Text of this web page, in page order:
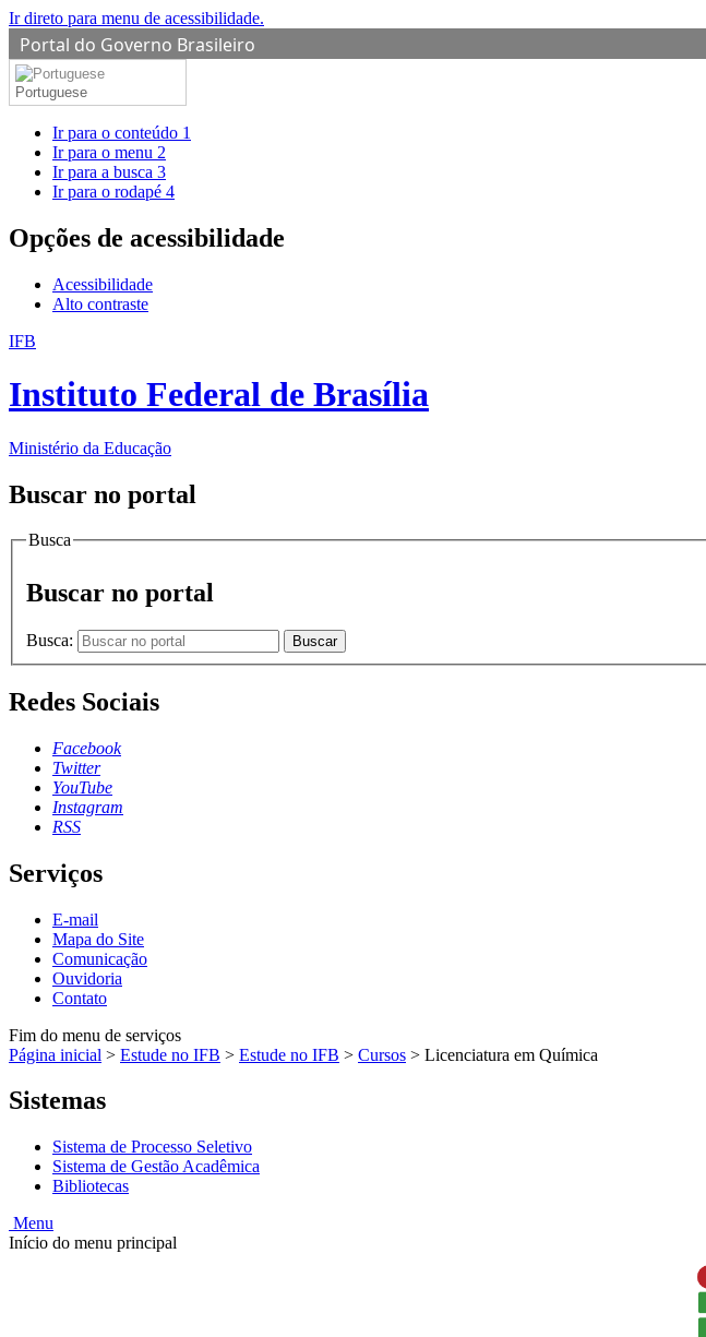
Ir direto para menu de acessibilidade.
Portal do Governo Brasileiro
Portuguese
Ir para o conteúdo 1
Ir para o menu 2
Ir para a busca 3
Ir para o rodapé 4
Opções de acessibilidade
Acessibilidade
Alto contraste
IFB
Instituto Federal de Brasília
Ministério da Educação
Buscar no portal
Busca
Buscar no portal
Busca: Buscar
Redes Sociais
Facebook
Twitter
YouTube
Instagram
RSS
Serviços
E-mail
Mapa do Site
Comunicação
Ouvidoria
Contato
Fim do menu de serviços
Página inicial > Estude no IFB > Estude no IFB > Cursos > Licenciatura em Química
Sistemas
Sistema de Processo Seletivo
Sistema de Gestão Acadêmica
Bibliotecas
Menu
Início do menu principal